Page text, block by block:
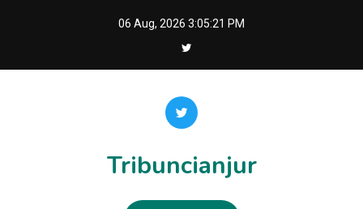
06 Aug, 2026 3:05:22 PM
Tribuncianjur